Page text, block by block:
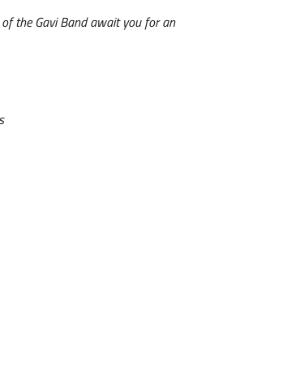
the Gavi Band await you for an